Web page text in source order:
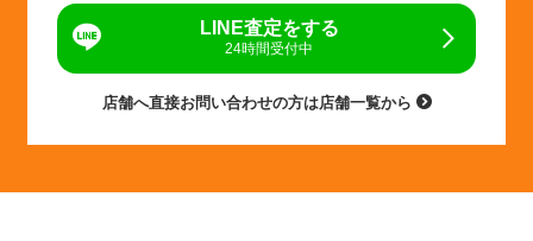
LINE査定をする
24時間受付中
店舗へ直接お問い合わせの方は店舗一覧から